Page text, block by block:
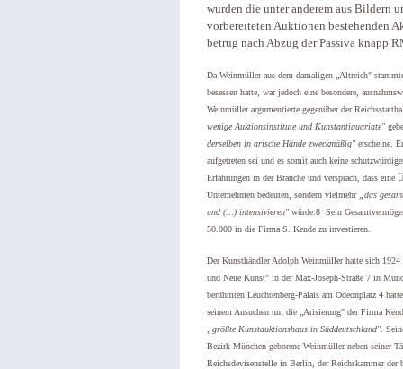
wurden die unter anderem aus Bildern
vorbereiteten Auktionen bestehenden
betrug nach Abzug der Passiva knapp
Da Weinmüller aus dem damaligen „Altreich"
besessen hatte, war jedoch eine besondere,
Weinmüller argumentierte gegenüber der
wenige Auktionsinstitute und Kunstantiquariate"
derselben in arische Hände zweckmäßig" erscheine.
aufgetreten sei und es somit auch keine
Erfahrungen in der Branche und versprach, dass
Unternehmen bedeuten, sondern vielmehr
„das
und (…) intensivieren" würde.8 Sein
50.000 in die Firma S. Kende zu investieren.
Der Kunsthändler Adolph Weinmüller hatte sich
und Neue Kunst" in der Max-Joseph-Straße 7 in
berühmten Leuchtenberg-Palais am Odeonplatz 4
seinem Ansuchen um die „Arisierung" der Firma
„größte Kunstauktionshaus in Süddeutschland" .
Bezirk München geborene Weinmüller neben seiner
Reichsdevisenstelle in Berlin, der Reichskammer der